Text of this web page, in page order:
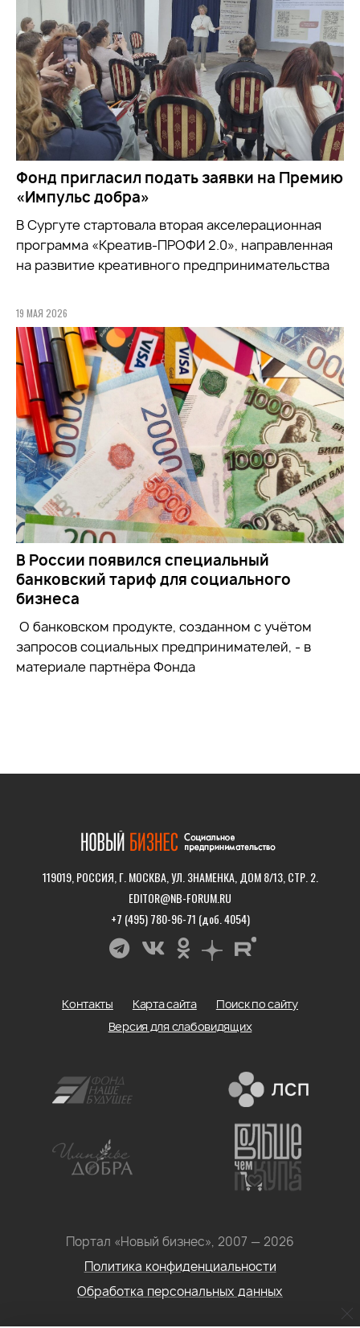
Фонд пригласил подать заявки на Премию
«Импульс добра»
В Сургуте стартовала вторая акселерационная
программа «Креатив-ПРОФИ 2.0», направленная
на развитие креативного предпринимательства
19 МАЯ 2026
В России появился специальный
банковский тариф для социального
бизнеса
О банковском продукте, созданном с учётом
запросов социальных предпринимателей, - в
материале партнёра Фонда
119019, РОССИЯ, Г. МОСКВА, УЛ. ЗНАМЕНКА, ДОМ 8/13, СТР. 2.
EDITOR@NB-FORUM.RU
+7 (495) 780-96-71 (доб. 4054)
Портал «Новый бизнес», 2007 — 2026
Политика конфиденциальности
Обработка персональных данных
Контакты Карта сайта
Поиск по сайту
Версия для слабовидящих